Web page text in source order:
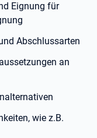
Eignung für
Abschlussarten
an
wie z.B.